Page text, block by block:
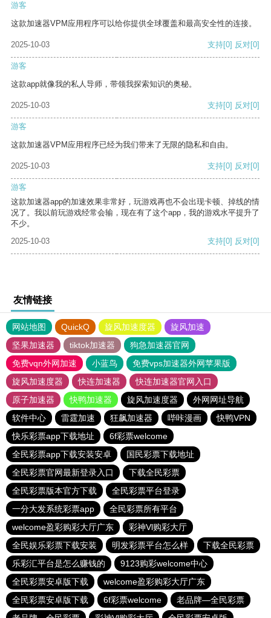
游客
这款加速器VPM应用程序可以给你提供全球覆盖和最高安全性的连接。
2025-10-03 支持[0] 反对[0]
游客
这款app就像我的私人导师，带领我探索知识的奥秘。
2025-10-03 支持[0] 反对[0]
游客
这款加速器VPM应用程序已经为我们带来了无限的隐私和自由。
2025-10-03 支持[0] 反对[0]
游客
这款加速器app的加速效果非常好，玩游戏再也不会出现卡顿、掉线的情
况了。我以前玩游戏经常会输，现在有了这个app，我的游戏水平提升了
不少。
2025-10-03
支持[0] 反对[0]
友情链接
网站地图 QuickQ 旋风加速度器
旋风加速
坚果加速器
tiktok加速器
狗急加速器官网
免费vqn外网加速
小蓝鸟
免费vps加速器外网苹果版
旋风加速度器
快连加速器
快连加速器官网入口
原子加速器
快鸭加速器 旋风加速度器
外网网址导航
软件中心
雷霆加速 狂飙加速器 哔咔漫画
快鸭VPN
快乐彩票app下载地址
6f彩票welcome
全民彩票app下载安装安卓
国民彩票下载地址
全民彩票官网最新登录入口
下载全民彩票
全民彩票版本官方下载
全民彩票平台登录
一分大发系统彩票app
全民彩票所有平台
welcome盈彩购彩大厅广东
彩神Vl购彩大厅
全民娱乐彩票下载安装
明发彩票平台怎么样
下载全民彩票
乐彩汇平台是怎么赚钱的
9123购彩welcome中心
全民彩票安卓版下载
welcome盈彩购彩大厅广东
全民彩票安卓版下载
6f彩票welcome
老品牌—全民彩票